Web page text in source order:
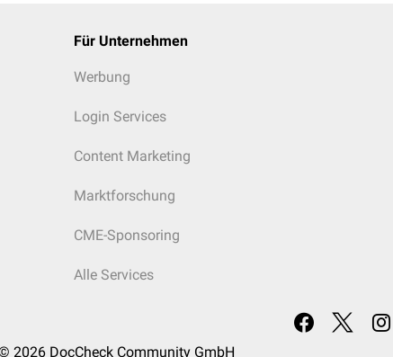
Für Unternehmen
Werbung
Login Services
Content Marketing
Marktforschung
CME-Sponsoring
Alle Services
2026 DocCheck Community GmbH